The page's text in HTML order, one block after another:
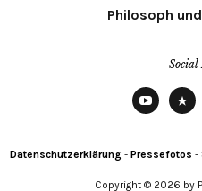
Philosoph
Social
Datenschutzerklärung - Pressefotos -
Copyright © 2026 by